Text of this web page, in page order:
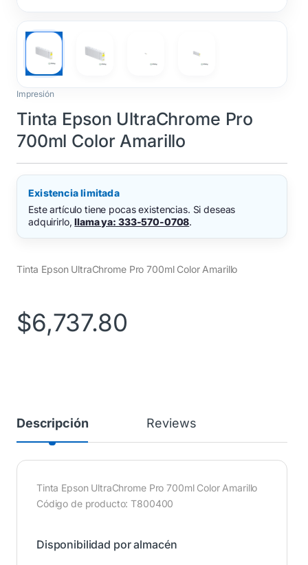
Impresión
Tinta Epson UltraChrome Pro
700ml Color Amarillo
Existencia limitada
Este artículo tiene pocas existencias. Si deseas
adquirirlo,llama ya: 333-570-0708.
Tinta Epson UltraChrome Pro 700ml Color Amarillo
$6,737.80
Descripción Reviews
Tinta Epson UltraChrome Pro 700ml Color Amarillo
Código de producto: T800400
Disponibilidad por almacén